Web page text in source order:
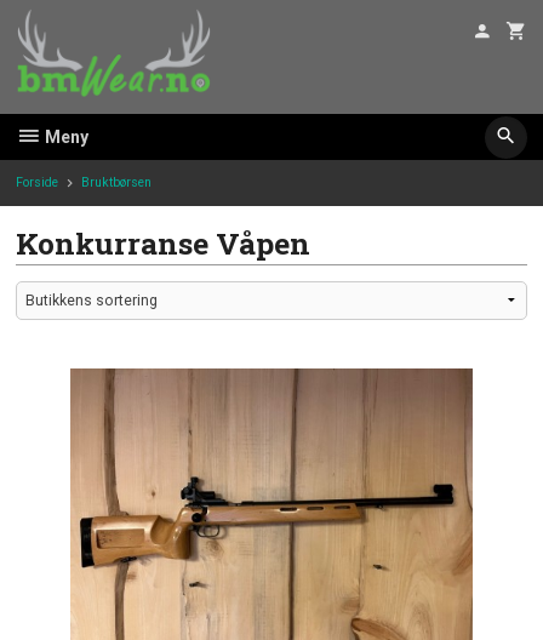
innholdet
Meny
Forside Bruktbørsen
Konkurranse Våpen